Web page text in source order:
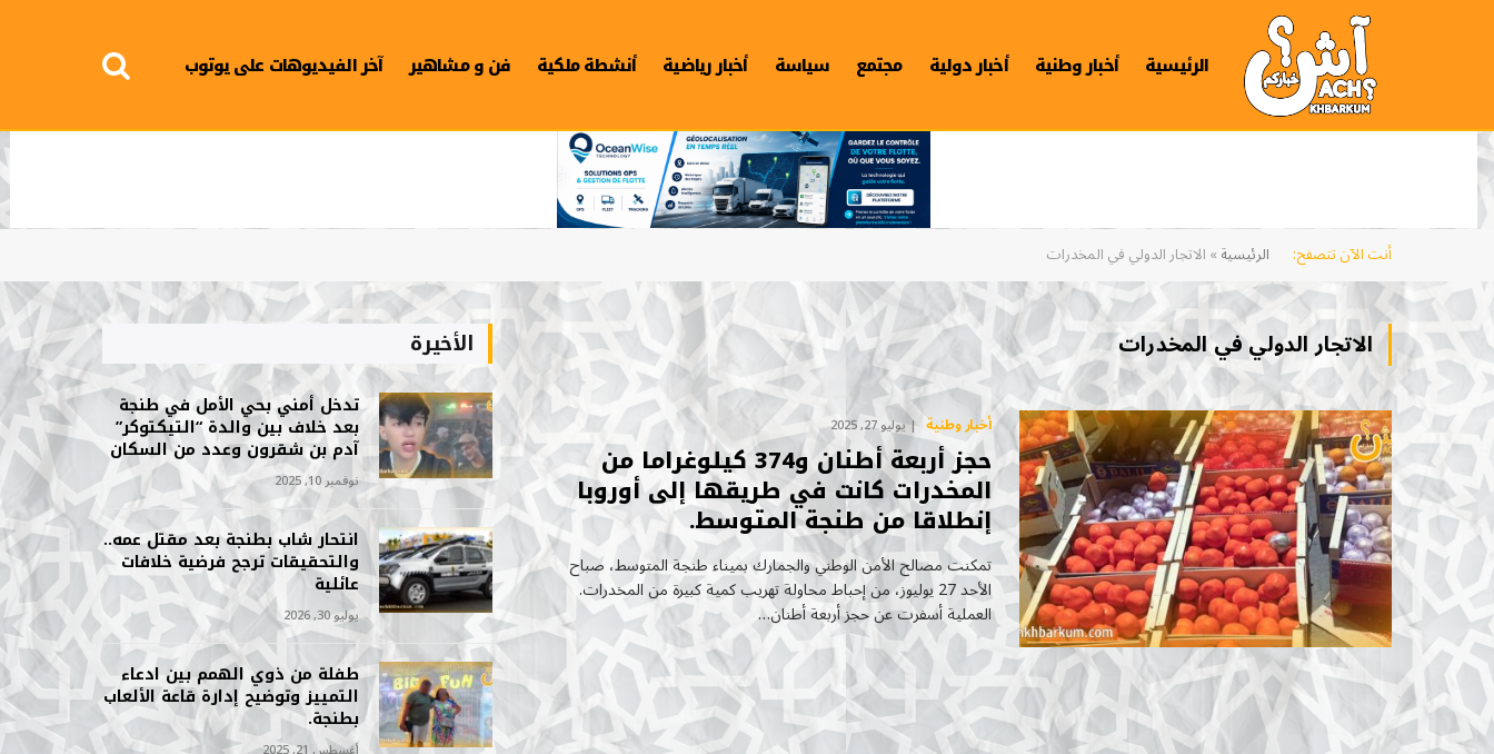
الرئيسية أخبار وطنية أخبار دولية مجتمع سياسة أخبار رياضية أنشطة ملكية فن و مشاهير آخر الفيديوهات على يوتوب
أنت الآن تتصفح: الرئيسية»الاتجار الدولي في المخدرات
الاتجار الدولي في المخدرات
أخبار وطنية يوليو 27, 2025
حجز أربعة أطنان و374 كيلوغراما من
المخدرات كانت في طريقها إلى أوروبا
إنطلاقا من طنجة المتوسط.
تمكنت مصالح الأمن الوطني والجمارك بميناء طنجة المتوسط، صباح
الأحد 27 يوليوز، من إحباط محاولة تهريب كمية كبيرة من المخدرات.
العملية أسفرت عن حجز أربعة أطنان…
الأخيرة
تدخل أمني بحي الأمل في طنجة
بعد خلاف بين والدة “التيكتوكر”
آدم بن شقرون وعدد من السكان
نوفمبر 10, 2025
انتحار شاب بطنجة بعد مقتل عمه..
والتحقيقات ترجح فرضية خلافات
عائلية
يوليو 30, 2026
طفلة من ذوي الهمم بين ادعاء
التمييز وتوضيح إدارة قاعة الألعاب
بطنجة.